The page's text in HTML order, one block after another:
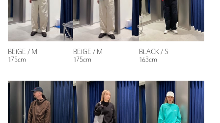
MEN｜WOMEN
カテゴリー パンツ | チノパンツ
素材 綿100％
原産国 中国製
商品番号 9214-6-000020
Check the recommended size
Try this item on
BEIGE / M
175cm
BEIGE / M
175cm
BLACK / S
163cm